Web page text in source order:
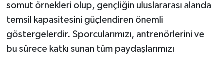
somut örnekleri olup, gençliğin uluslararası alanda
temsil kapasitesini güçlendiren önemli
göstergelerdir. Sporcularımızı, antrenörlerini ve
bu sürece katkı sunan tüm paydaşlarımızı